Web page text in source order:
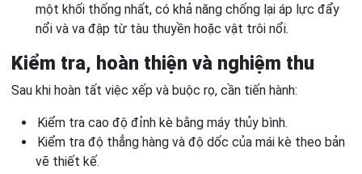
một khối thống nhất, có khả năng chống lại áp lực đẩy
nổi và va đập từ tàu thuyền hoặc vật trôi nổi.
Kiểm tra, hoàn thiện và nghiệm thu
Sau khi hoàn tất việc xếp và buộc rọ, cần tiến hành:
Kiểm tra cao độ đỉnh kè bằng máy thủy bình.
Kiểm tra độ thẳng hàng và độ dốc của mái kè theo bản
vẽ thiết kế.